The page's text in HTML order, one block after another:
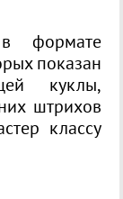
формате
показан
куклы,
штрихов
классу